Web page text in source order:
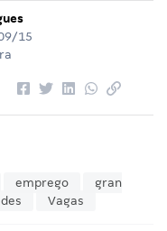
15
emprego
gran
Vagas